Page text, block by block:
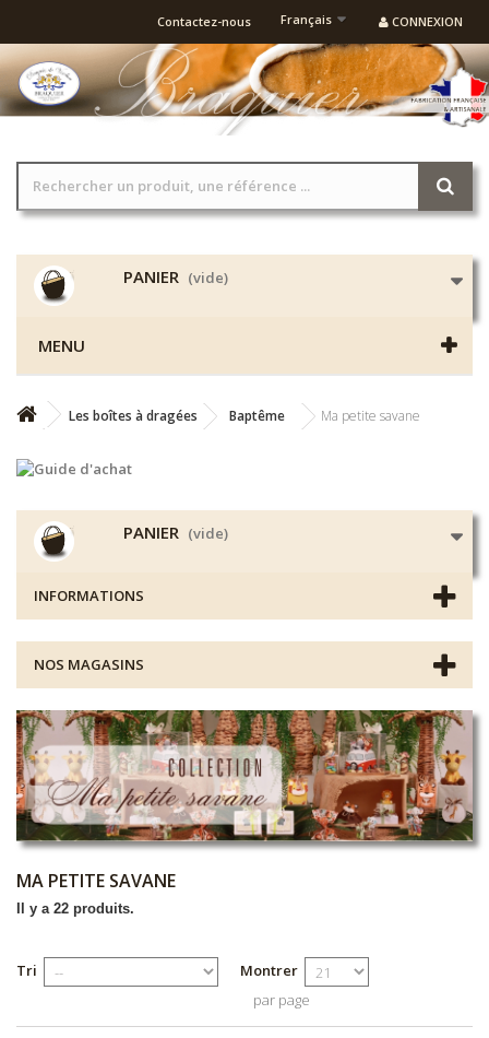
CONNEXION
Français
Contactez-nous
PANIER (vide)
MENU
Les boîtes à dragées Baptême Ma petite savane
PANIER (vide)
INFORMATIONS
NOS MAGASINS
MA PETITE SAVANE
Il y a 22 produits.
Tri
Montrer
par page